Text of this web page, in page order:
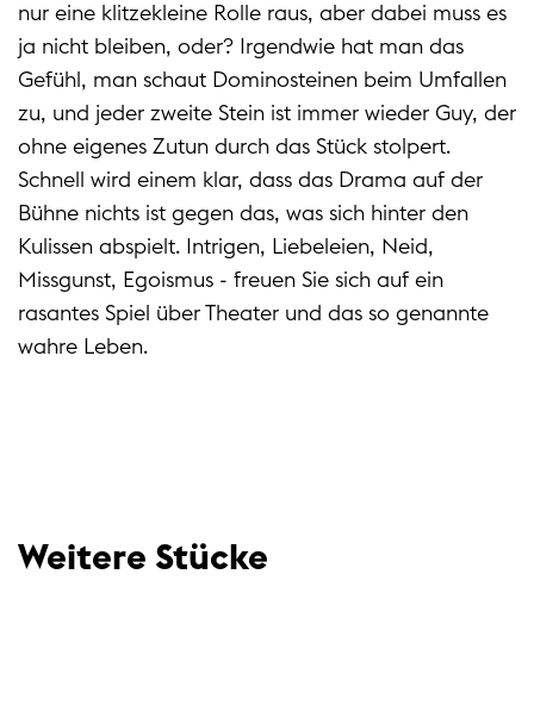
nur eine klitzekleine Rolle raus, aber dabei muss es
ja nicht bleiben, oder? Irgendwie hat man das
Gefühl, man schaut Dominosteinen beim Umfallen
zu, und jeder zweite Stein ist immer wieder Guy, der
ohne eigenes Zutun durch das Stück stolpert.
Schnell wird einem klar, dass das Drama auf der
Bühne nichts ist gegen das, was sich hinter den
Kulissen abspielt. Intrigen, Liebeleien, Neid,
Missgunst, Egoismus - freuen Sie sich auf ein
rasantes Spiel über Theater und das so genannte
wahre Leben.
Weitere Stücke